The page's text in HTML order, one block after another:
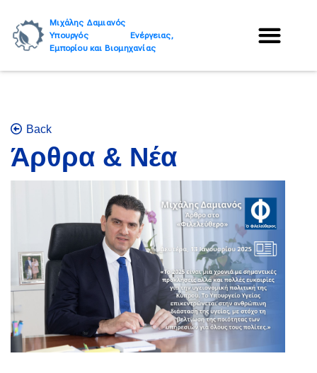
Μιχάλης Δαμιανός
Υπουργός Ενέργειας,
Εμπορίου και Βιομηχανίας
Back
Άρθρα & Νέα